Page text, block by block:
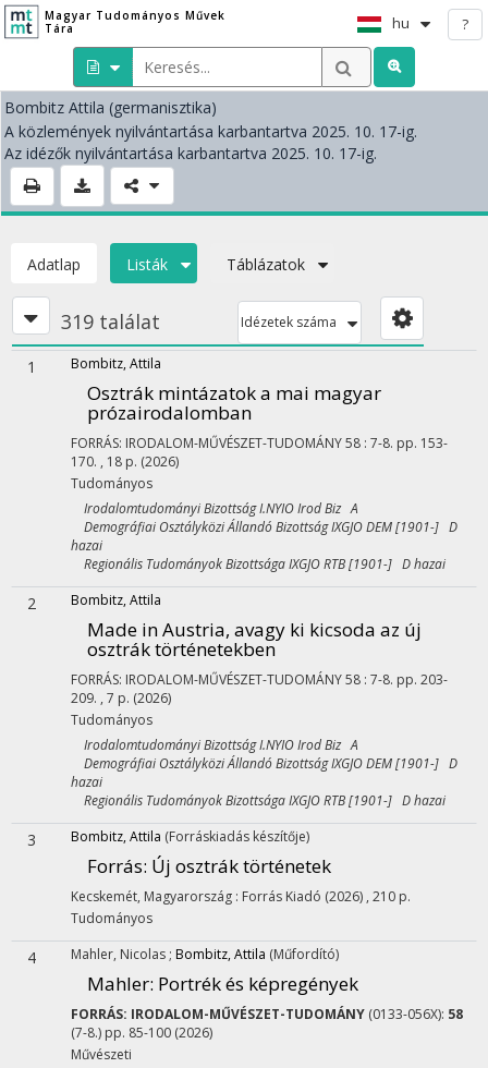
Magyar Tudományos Művek
Tára
hu ?
Bombitz Attila (germanisztika)
A közlemények nyilvántartása karbantartva 2025. 10. 17-ig.
Az idézők nyilvántartása karbantartva 2025. 10. 17-ig.
Adatlap Listák Táblázatok
319 találat Idézetek száma
1 Bombitz, Attila
Osztrák mintázatok a mai magyar
prózairodalomban
FORRÁS: IRODALOM-MŰVÉSZET-TUDOMÁNY58 : 7-8. pp. 153-
170. , 18 p. (2026)
Tudományos
Irodalomtudományi Bizottság I.NYIO Irod Biz A
Demográfiai Osztályközi Állandó Bizottság IXGJO DEM [1901-] D
hazai
Regionális Tudományok Bizottsága IXGJO RTB [1901-] D hazai
2 Bombitz, Attila
Made in Austria, avagy ki kicsoda az új
osztrák történetekben
FORRÁS: IRODALOM-MŰVÉSZET-TUDOMÁNY58 : 7-8. pp. 203-
209. , 7 p. (2026)
Tudományos
Irodalomtudományi Bizottság I.NYIO Irod Biz A
Demográfiai Osztályközi Állandó Bizottság IXGJO DEM [1901-] D
hazai
Regionális Tudományok Bizottsága IXGJO RTB [1901-] D hazai
3 Bombitz, Attila (Forráskiadás készítője)
Forrás: Új osztrák történetek
Kecskemét, Magyarország : Forrás Kiadó (2026) , 210 p.
Tudományos
4 Mahler, Nicolas ; Bombitz, Attila (Műfordító)
Mahler: Portrék és képregények
FORRÁS: IRODALOM-MŰVÉSZET-TUDOMÁNY (0133-056X): 58
(7-8.) pp. 85-100 (2026)
Művészeti